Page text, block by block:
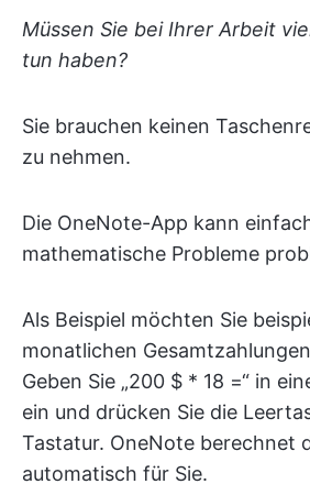
Müssen Sie bei Ihrer Arbeit
tun haben?
Sie brauchen keinen
zu nehmen.
Die OneNote-App kann
mathematische Probleme
Als Beispiel möchten Sie
monatlichen
Geben Sie „200 $ * 18 =“ in
ein und drücken Sie die
Tastatur. OneNote berechnet
automatisch für Sie.